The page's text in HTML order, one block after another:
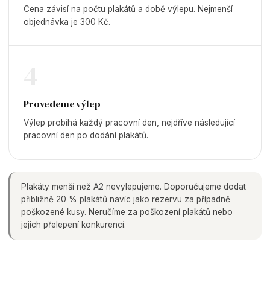
Cena závisí na počtu plakátů a době výlepu. Nejmenší
objednávka je 300 Kč.
Provedeme výlep
Výlep probíhá každý pracovní den, nejdříve následující
pracovní den po dodání plakátů.
Plakáty menší než A2 nevylepujeme. Doporučujeme dodat
přibližně 20 % plakátů navíc jako rezervu za případně
poškozené kusy. Neručíme za poškození plakátů nebo
jejich přelepení konkurencí.